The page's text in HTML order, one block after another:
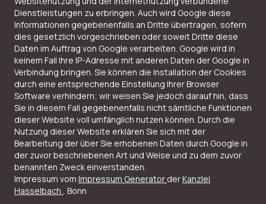
Dienstleistungen zu erbringen. Auch wird Google diese
Informationen gegebenenfalls an Dritte übertragen, sofern
dies gesetzlich vorgeschrieben oder soweit Dritte diese
Daten im Auftrag von Google verarbeiten. Google wird in
keinem Fall Ihre IP-Adresse mit anderen Daten der Google in
Verbindung bringen. Sie können die Installation der Cookies
durch eine entsprechende Einstellung Ihrer Browser
Software verhindern; wir weisen Sie jedoch darauf hin, dass
Sie in diesem Fall gegebenenfalls nicht sämtliche Funktionen
dieser Website voll umfänglich nutzen können. Durch die
Nutzung dieser Website erklären Sie sich mit der
Bearbeitung der über Sie erhobenen Daten durch Google in
der zuvor beschriebenen Art und Weise und zu dem zuvor
benannten Zweck einverstanden.
Impressum vom Impressum Generator derKanzlei
Hasselbach , Bonn